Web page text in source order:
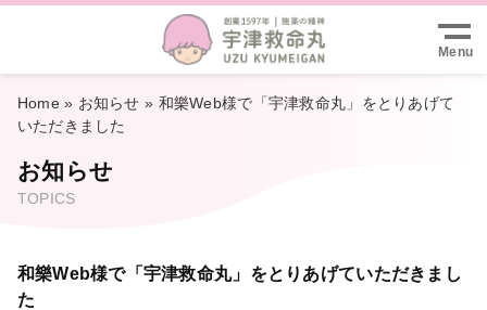
Menu
Home» お知らせ » 和樂Web様で「宇津救命丸」をとりあげて
いただきました
お知らせ
TOPICS
和樂Web様で「宇津救命丸」をとりあげていただきまし
た